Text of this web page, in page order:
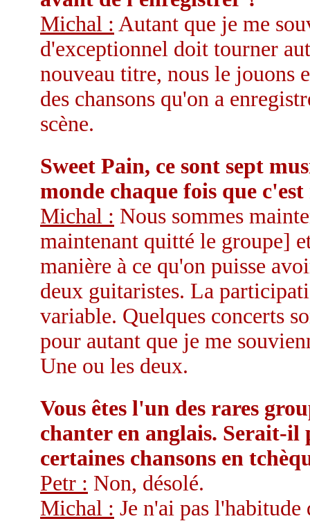
Michal : Autant que je me
d'exceptionnel doit tourner
nouveau titre, nous le jouons
des chansons qu'on a
scène.
Sweet Pain, ce sont sept
monde chaque fois que
Michal : Nous sommes
maintenant quitté le groupe]
manière à ce qu'on puisse
deux guitaristes. La
variable. Quelques concerts
pour autant que je me
Une ou les deux.
Vous êtes l'un des rares
chanter en anglais. Serait-il
certaines chansons en
Petr : Non, désolé.
Michal : Je n'ai pas l'habitude